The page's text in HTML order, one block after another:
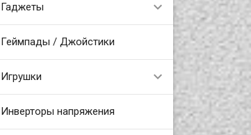
Гаджеты
Геймпады / Джойстики
Игрушки
Инверторы напряжения